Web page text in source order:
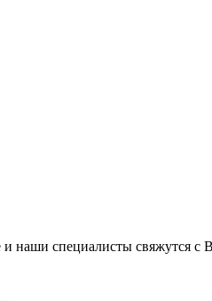
наши специалисты свяжутся